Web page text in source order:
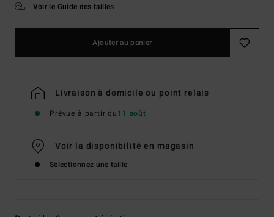
Voir le Guide des tailles
Ajouter au panier
Livraison à domicile ou point relais
Prévue à partir du11 août
Voir la disponibilité en magasin
Sélectionnez une taille